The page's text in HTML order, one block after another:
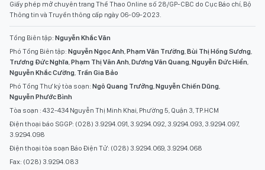
Giấy phép mở chuyên trang Thể Thao Online số 28/GP-CBC do Cục Báo chí, Bộ
Thông tin và Truyền thông cấp ngày 06-09-2023.
Tổng Biên tập: Nguyễn Khắc Văn
Phó Tổng Biên tập: Nguyễn Ngọc Anh,Phạm Văn Trường,Bùi Thị Hồng Sương,
Trương Đức Nghĩa,Phạm Thị Vân Anh,Dương Văn Quang,Nguyễn Đức Hiển,
Nguyễn Khắc Cường, Trần Gia Bảo
Phó Tổng Thư ký tòa soạn: Ngô Quang Trưởng,Nguyễn Chiến Dũng,
Nguyễn Phước Bình
Tòa soạn : 432-434 Nguyễn Thị Minh Khai, Phường 5, Quận 3, TP.HCM
Điện thoại báo SGGP: (028) 3.9294.091, 3.9294.092, 3.9294.093, 3.9294.097,
3.9294.098
Điện thoại tòa soạn Báo Điện Tử: (028) 3.9294.069, 3.9294.068
Fax: (028) 3.9294.083